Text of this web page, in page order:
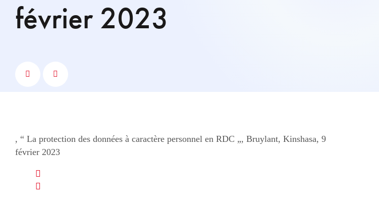
février 2023
, “ La protection des données à caractère personnel en RDC „, Bruylant, Kinshasa, 9
février 2023